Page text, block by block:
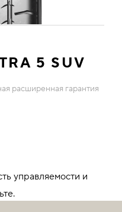
5 SUV
расширенная гарантия
управляемости и